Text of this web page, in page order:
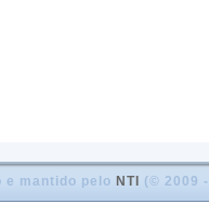
e mantido pelo NTI (© 2009 -